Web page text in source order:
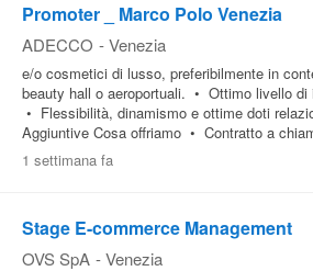
Promoter _ Marco Polo Venezia
ADECCO - Venezia
e/o cosmetici di lusso, preferibilmente in
beauty hall o aeroportuali. • Ottimo livello di
• Flessibilità, dinamismo e ottime doti
Aggiuntive Cosa offriamo • Contratto a
1 settimana fa
Stage E-commerce Management
OVS SpA - Venezia